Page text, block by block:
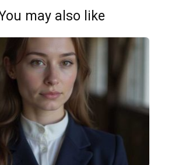
may also like